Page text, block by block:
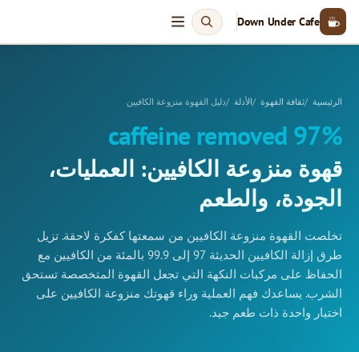
Down Under Cafe
الرئيسية ثقافة القهوة الأدلة دليل القهوة منزوعة الكافيين
97% caffeine removed
قهوة منزوعة الكافيين: العمليات،
الجودة، والطعم
تخلصت القهوة منزوعة الكافيين من سمعتها كفكرة لاحقة. تزيل
طرق إزالة الكافيين الحديثة 97 إلى 99.9 بالمئة من الكافيين مع
الحفاظ على مركبات النكهة التي تجعل القهوة المتخصصة تستحق
الشرب. يساعدك فهم العملية وراء قهوتك منزوعة الكافيين على
اختيار واحدة ذات طعم جيد.